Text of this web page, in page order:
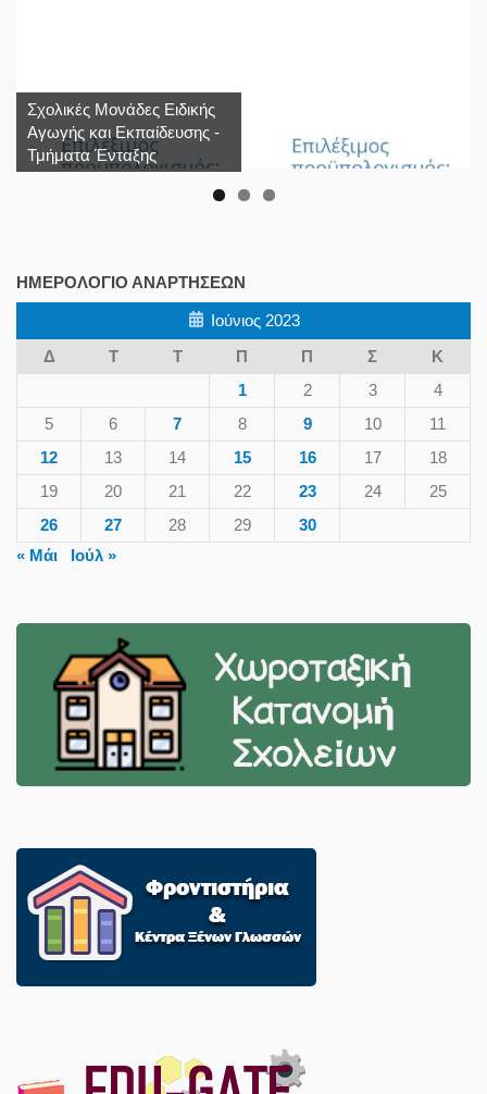
Σχολικές Μονάδες Ειδικής
Αγωγής και Εκπαίδευσης -
Τμήματα Ένταξης
ΗΜΕΡΟΛΌΓΙΟ ΑΝΑΡΤΉΣΕΩΝ
Ιούνιος 2023
Δ
Τ Τ Π Π Σ
Κ
1
2 3
4
5
6 7 8 9 10
11
12
13 14 15 16 17
18
19
20 21 22 23 24
25
26
27 28 29
30
« Μάι
Ιούλ »